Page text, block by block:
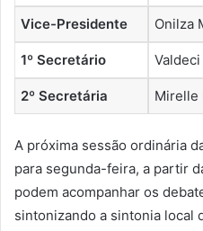
Vice-Presidente Onilza
1º Secretário
2º Secretária Mirelle
A próxima sessão ordinária
para segunda-feira, a partir
podem acompanhar os
sintonizando a sintonia local